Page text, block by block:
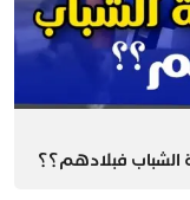
الشباب فبلادهم؟؟